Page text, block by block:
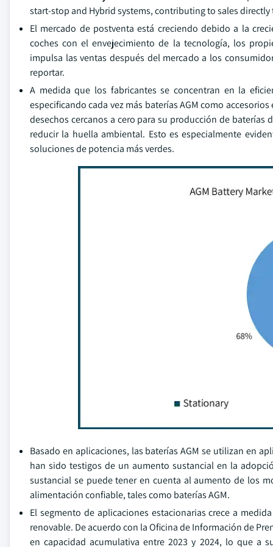
start-stop and Hybrid systems, contributing to sales
El mercado de postventa está creciendo debido a la
coches con el envejecimiento de la tecnología, los
impulsa las ventas después del mercado a los
reportar.
A medida que los fabricantes se concentran en la
especificando cada vez más baterías AGM como
desechos cercanos a cero para su producción de
reducir la huella ambiental. Esto es especialmente
soluciones de potencia más verdes.
Basado en aplicaciones, las baterías AGM se utilizan en
han sido testigos de un aumento sustancial en la
sustancial se puede tener en cuenta al aumento de los
alimentación confiable, tales como baterías AGM.
El segmento de aplicaciones estacionarias crece a
renovable. De acuerdo con la Oficina de Información de
en capacidad acumulativa entre 2023 y 2024, lo que a